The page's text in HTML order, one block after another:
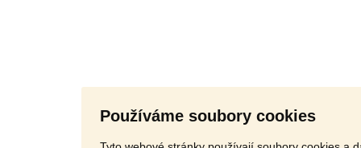
Používáme soubory cookies